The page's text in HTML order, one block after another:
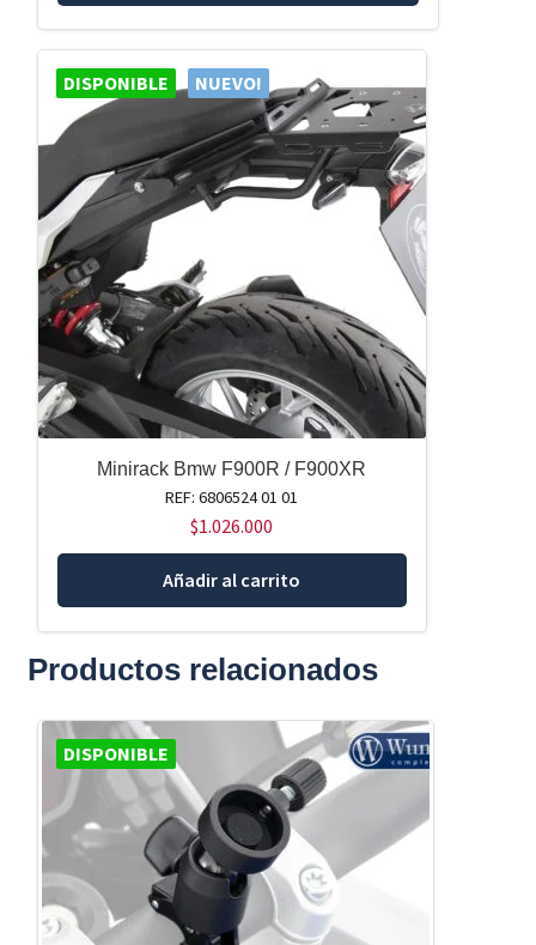
DISPONIBLE NUEVO!
Minirack Bmw F900R / F900XR
REF: 6806524 01 01
$1.026.000
Añadir al carrito
Productos relacionados
DISPONIBLE